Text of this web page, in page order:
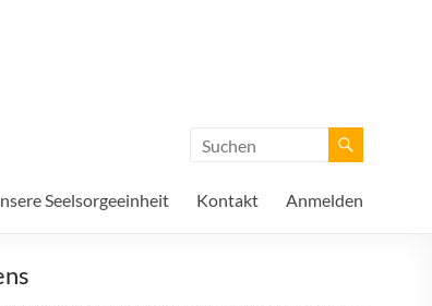
Seelsorgeeinheit Kontakt Anmelden